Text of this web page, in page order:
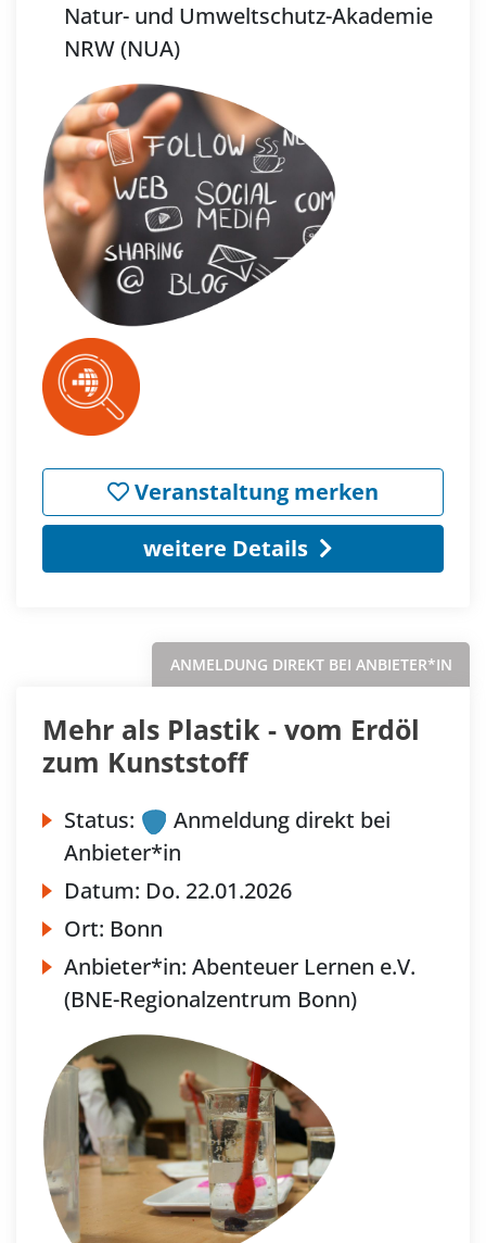
Natur- und Umweltschutz-Akademie
NRW (NUA)
Veranstaltung merken
weitere Details
ANMELDUNG DIREKT BEI ANBIETER*IN
Mehr als Plastik - vom Erdöl
zum Kunststoff
Status:
Anmeldung direkt bei
Anbieter*in
Datum: Do. 22.01.2026
Ort: Bonn
Anbieter*in: Abenteuer Lernen e.V.
(BNE-Regionalzentrum Bonn)